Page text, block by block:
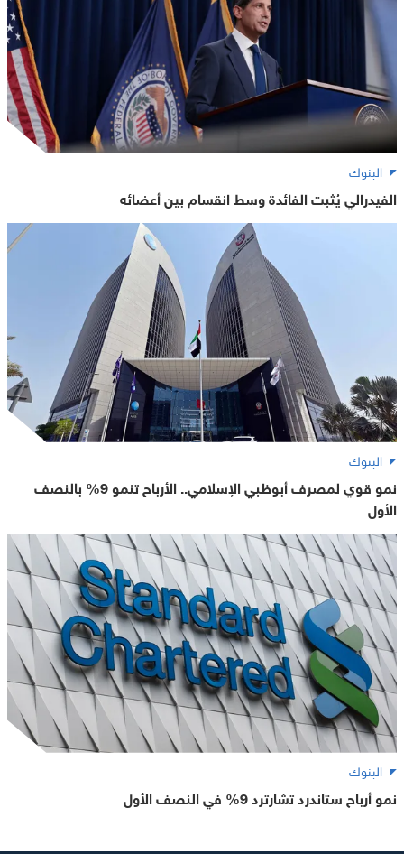
البنوك
الفيدرالي يُثبت الفائدة وسط انقسام بين أعضائه
البنوك
نمو قوي لمصرف أبوظبي الإسلامي.. الأرباح تنمو 9% بالنصف
الأول
البنوك
نمو أرباح ستاندرد تشارترد 9% في النصف الأول